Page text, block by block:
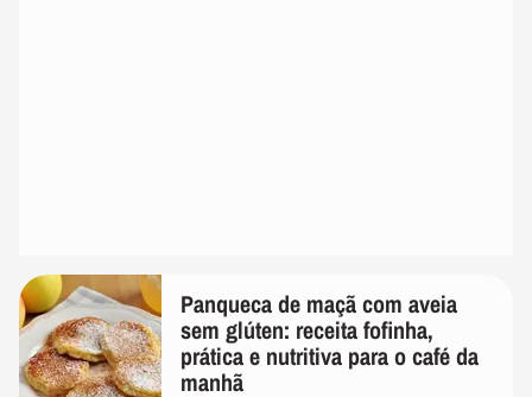
Panqueca de maçã com aveia
sem glúten: receita fofinha,
prática e nutritiva para o café da
manhã